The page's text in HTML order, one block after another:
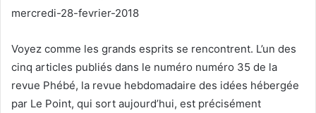
mercredi-28-fevrier-2018
Voyez comme les grands esprits se rencontrent. L’un des
cinq articles publiés dans le numéro numéro 35 de la
revue Phébé, la revue hebdomadaire des idées hébergée
par Le Point, qui sort aujourd’hui, est précisément